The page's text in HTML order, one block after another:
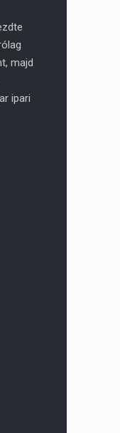
majd
ipari